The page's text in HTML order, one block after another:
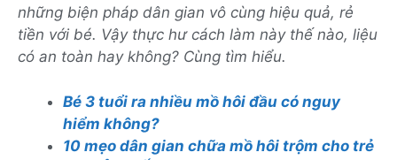
những biện pháp dân gian vô cùng hiệu quả, rẻ
tiền với bé. Vậy thực hư cách làm này thế nào, liệu
có an toàn hay không? Cùng tìm hiểu.
Bé 3 tuổi ra nhiều mồ hôi đầu có nguy
hiểm không?
10 mẹo dân gian chữa mồ hôi trộm cho trẻ